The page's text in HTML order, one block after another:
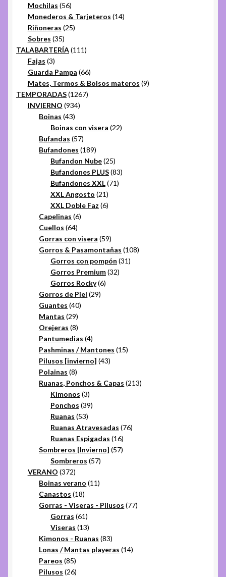
Mochilas 5656
productos
Monederos & Tarjeteros 1414
Riñoneras 2525
Sobres 3535
productos
TALABARTERÍA 111111
Fajas 33
productos
Guarda Pampa 6666
productos
Mates, Termos & Bolsos materos 99
TEMPORADAS 12671267
INVIERNO 934934
Boinas 4343
productos
Boinas con visera 2222
Bufandas 5757
productos
Bufandones 189189
productos
Bufandon Nube 2525
productos
Bufandones PLUS 8383
Bufandones XXL 7171
XXL Angosto 2121
productos
XXL Doble Faz 66
Capelinas 66
Cuellos 6464
productos
Gorras con visera 5959
productos
Gorros & Pasamontañas 108108
Gorros con pompón 3131
Gorros Premium 3232
Gorros Rocky 66
Gorros de Piel 2929
Guantes 4040
Mantas 2929
productos
Orejeras 88
productos
Pantumedias 44
productos
Pashminas / Mantones 1515
Pilusos [invierno] 4343
Polainas 88
productos
Ruanas, Ponchos & Capas 213213
Kimonos 33
productos
Ponchos 3939
Ruanas 5353
productos
Ruanas Atravesadas 7676
Ruanas Espigadas 1616
productos
Sombreros [Invierno] 5757
Sombreros 5757
VERANO 372372
productos
Boinas verano 1111
Canastos 1818
productos
Gorras - Viseras - Pilusos 7777
Gorras 6161
productos
Viseras 1313
productos
Kimonos - Ruanas 8383
productos
Lonas / Mantas playeras 1414
Pareos 8585
productos
Pilusos 2626